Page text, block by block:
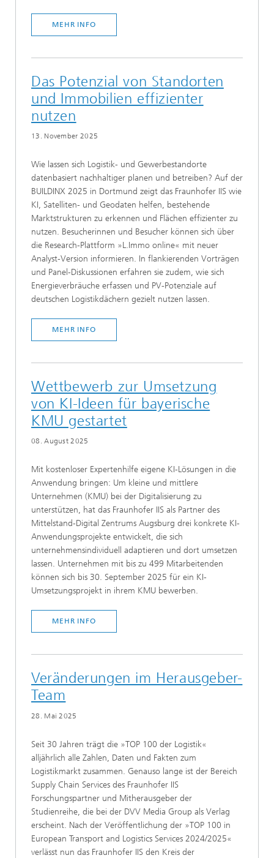
MEHR INFO
Das Potenzial von Standorten
und Immobilien effizienter
nutzen
13. November 2025
Wie lassen sich Logistik- und Gewerbestandorte
datenbasiert nachhaltiger planen und betreiben? Auf der
BUILDINX 2025 in Dortmund zeigt das Fraunhofer IIS wie
KI, Satelliten- und Geodaten helfen, bestehende
Marktstrukturen zu erkennen und Flächen effizienter zu
nutzen. Besucherinnen und Besucher können sich über
die Research-Plattform »L.Immo online« mit neuer
Analyst-Version informieren. In flankierenden Vorträgen
und Panel-Diskussionen erfahren sie zudem, wie sich
Energieverbräuche erfassen und PV-Potenziale auf
deutschen Logistikdächern gezielt nutzen lassen.
MEHR INFO
Wettbewerb zur Umsetzung
von KI-Ideen für bayerische
KMU gestartet
08. August 2025
Mit kostenloser Expertenhilfe eigene KI-Lösungen in die
Anwendung bringen: Um kleine und mittlere
Unternehmen (KMU) bei der Digitalisierung zu
unterstützen, hat das Fraunhofer IIS als Partner des
Mittelstand-Digital Zentrums Augsburg drei konkrete KI-
Anwendungsprojekte entwickelt, die sich
unternehmensindividuell adaptieren und dort umsetzen
lassen. Unternehmen mit bis zu 499 Mitarbeitenden
können sich bis 30. September 2025 für ein KI-
Umsetzungsprojekt in ihrem KMU bewerben.
MEHR INFO
Veränderungen im Herausgeber-
Team
28. Mai 2025
Seit 30 Jahren trägt die »TOP 100 der Logistik«
alljährlich alle Zahlen, Daten und Fakten zum
Logistikmarkt zusammen. Genauso lange ist der Bereich
Supply Chain Services des Fraunhofer IIS
Forschungspartner und Mitherausgeber der
Studienreihe, die bei der DVV Media Group als Verlag
erscheint. Nach der Veröffentlichung der »TOP 100 in
European Transport and Logistics Services 2024/2025«
verlässt nun das Fraunhofer IIS den Kreis der